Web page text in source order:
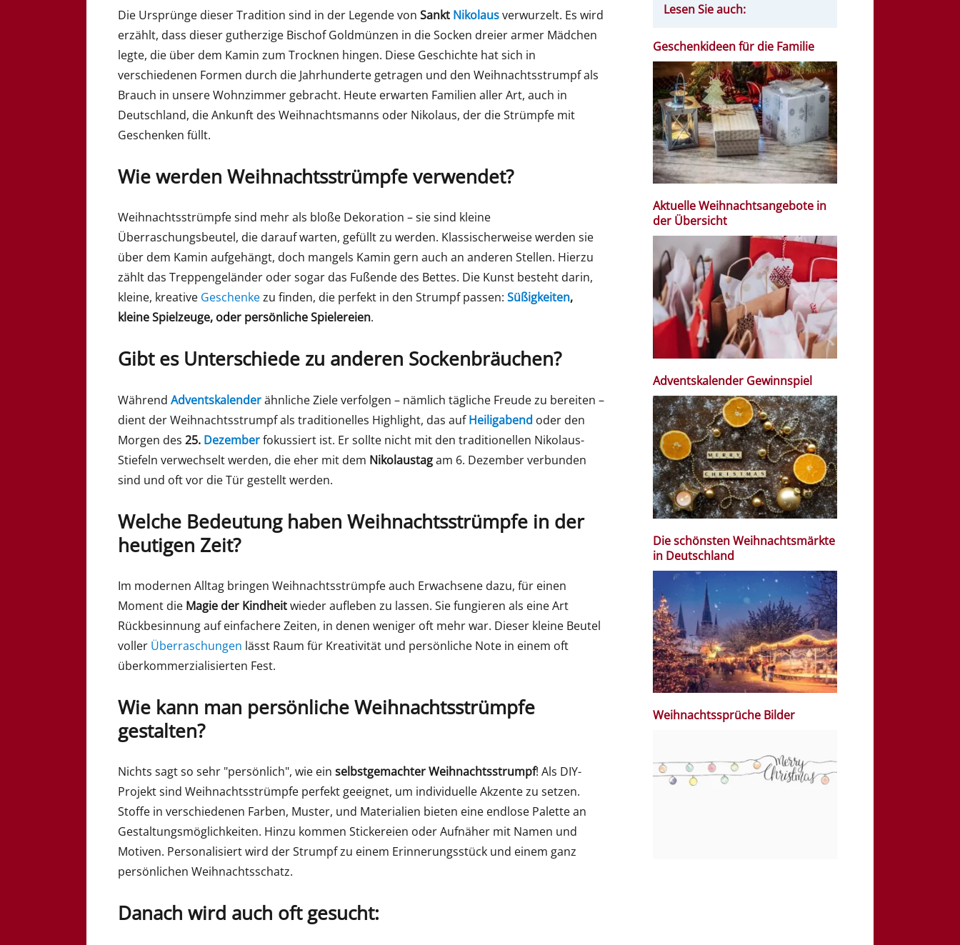
Die Ursprünge dieser Tradition sind in der Legende vonSankt Nikolausverwurzelt. Es wird
erzählt, dass dieser gutherzige Bischof Goldmünzen in die Socken dreier armer Mädchen
legte, die über dem Kamin zum Trocknen hingen. Diese Geschichte hat sich in
verschiedenen Formen durch die Jahrhunderte getragen und den Weihnachtsstrumpf als
Brauch in unsere Wohnzimmer gebracht. Heute erwarten Familien aller Art, auch in
Deutschland, die Ankunft des Weihnachtsmanns oder Nikolaus, der die Strümpfe mit
Geschenken füllt.
Wie werden Weihnachtsstrümpfe verwendet?
Weihnachtsstrümpfe sind mehr als bloße Dekoration – sie sind kleine
Überraschungsbeutel, die darauf warten, gefüllt zu werden. Klassischerweise werden sie
über dem Kamin aufgehängt, doch mangels Kamin gern auch an anderen Stellen. Hierzu
zählt das Treppengeländer oder sogar das Fußende des Bettes. Die Kunst besteht darin,
kleine, kreative Geschenkezu finden, die perfekt in den Strumpf passen:Süßigkeiten,
kleine Spielzeuge, oder persönliche Spielereien.
Gibt es Unterschiede zu anderen Sockenbräuchen?
WährendAdventskalenderähnliche Ziele verfolgen – nämlich tägliche Freude zu bereiten –
dient der Weihnachtsstrumpf als traditionelles Highlight, das aufHeiligabend oder den
Morgen des25. Dezemberfokussiert ist. Er sollte nicht mit den traditionellen Nikolaus-
Stiefeln verwechselt werden, die eher mit dem Nikolaustagam 6. Dezember verbunden
sind und oft vor die Tür gestellt werden.
Welche Bedeutung haben Weihnachtsstrümpfe in der
heutigen Zeit?
Im modernen Alltag bringen Weihnachtsstrümpfe auch Erwachsene dazu, für einen
Moment die Magie der Kindheitwieder aufleben zu lassen. Sie fungieren als eine Art
Rückbesinnung auf einfachere Zeiten, in denen weniger oft mehr war. Dieser kleine Beutel
voller Überraschungen lässt Raum für Kreativität und persönliche Note in einem oft
überkommerzialisierten Fest.
Wie kann man persönliche Weihnachtsstrümpfe
gestalten?
Nichts sagt so sehr "persönlich", wie einselbstgemachter Weihnachtsstrumpf! Als DIY-
Projekt sind Weihnachtsstrümpfe perfekt geeignet, um individuelle Akzente zu setzen.
Stoffe in verschiedenen Farben, Muster, und Materialien bieten eine endlose Palette an
Gestaltungsmöglichkeiten. Hinzu kommen Stickereien oder Aufnäher mit Namen und
Motiven. Personalisiert wird der Strumpf zu einem Erinnerungsstück und einem ganz
persönlichen Weihnachtsschatz.
Danach wird auch oft gesucht:
Lesen Sie auch:
Geschenkideen für die Familie
Aktuelle Weihnachtsangebote in
der Übersicht
Adventskalender Gewinnspiel
Die schönsten Weihnachtsmärkte
in Deutschland
Weihnachtssprüche Bilder